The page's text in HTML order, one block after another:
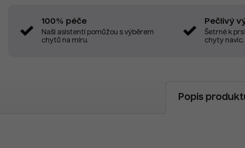
100% péče
Naši asistenti pomůžou s výběrem
chytů na míru.
Pečlivý
Šetrné k
chyty navíc.
Popis